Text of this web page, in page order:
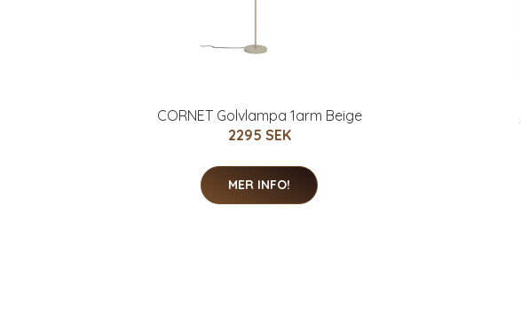
CORNET Golvlampa 1arm Beige
2295 SEK
MER INFO!